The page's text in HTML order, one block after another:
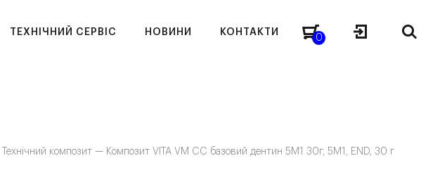
ТЕХНІЧНИЙ СЕРВІС НОВИНИ КОНТАКТИ
0
Технічний композит — Композит VITA VM CC базовий дентин 5M1 30г, 5M1, END, 30 г